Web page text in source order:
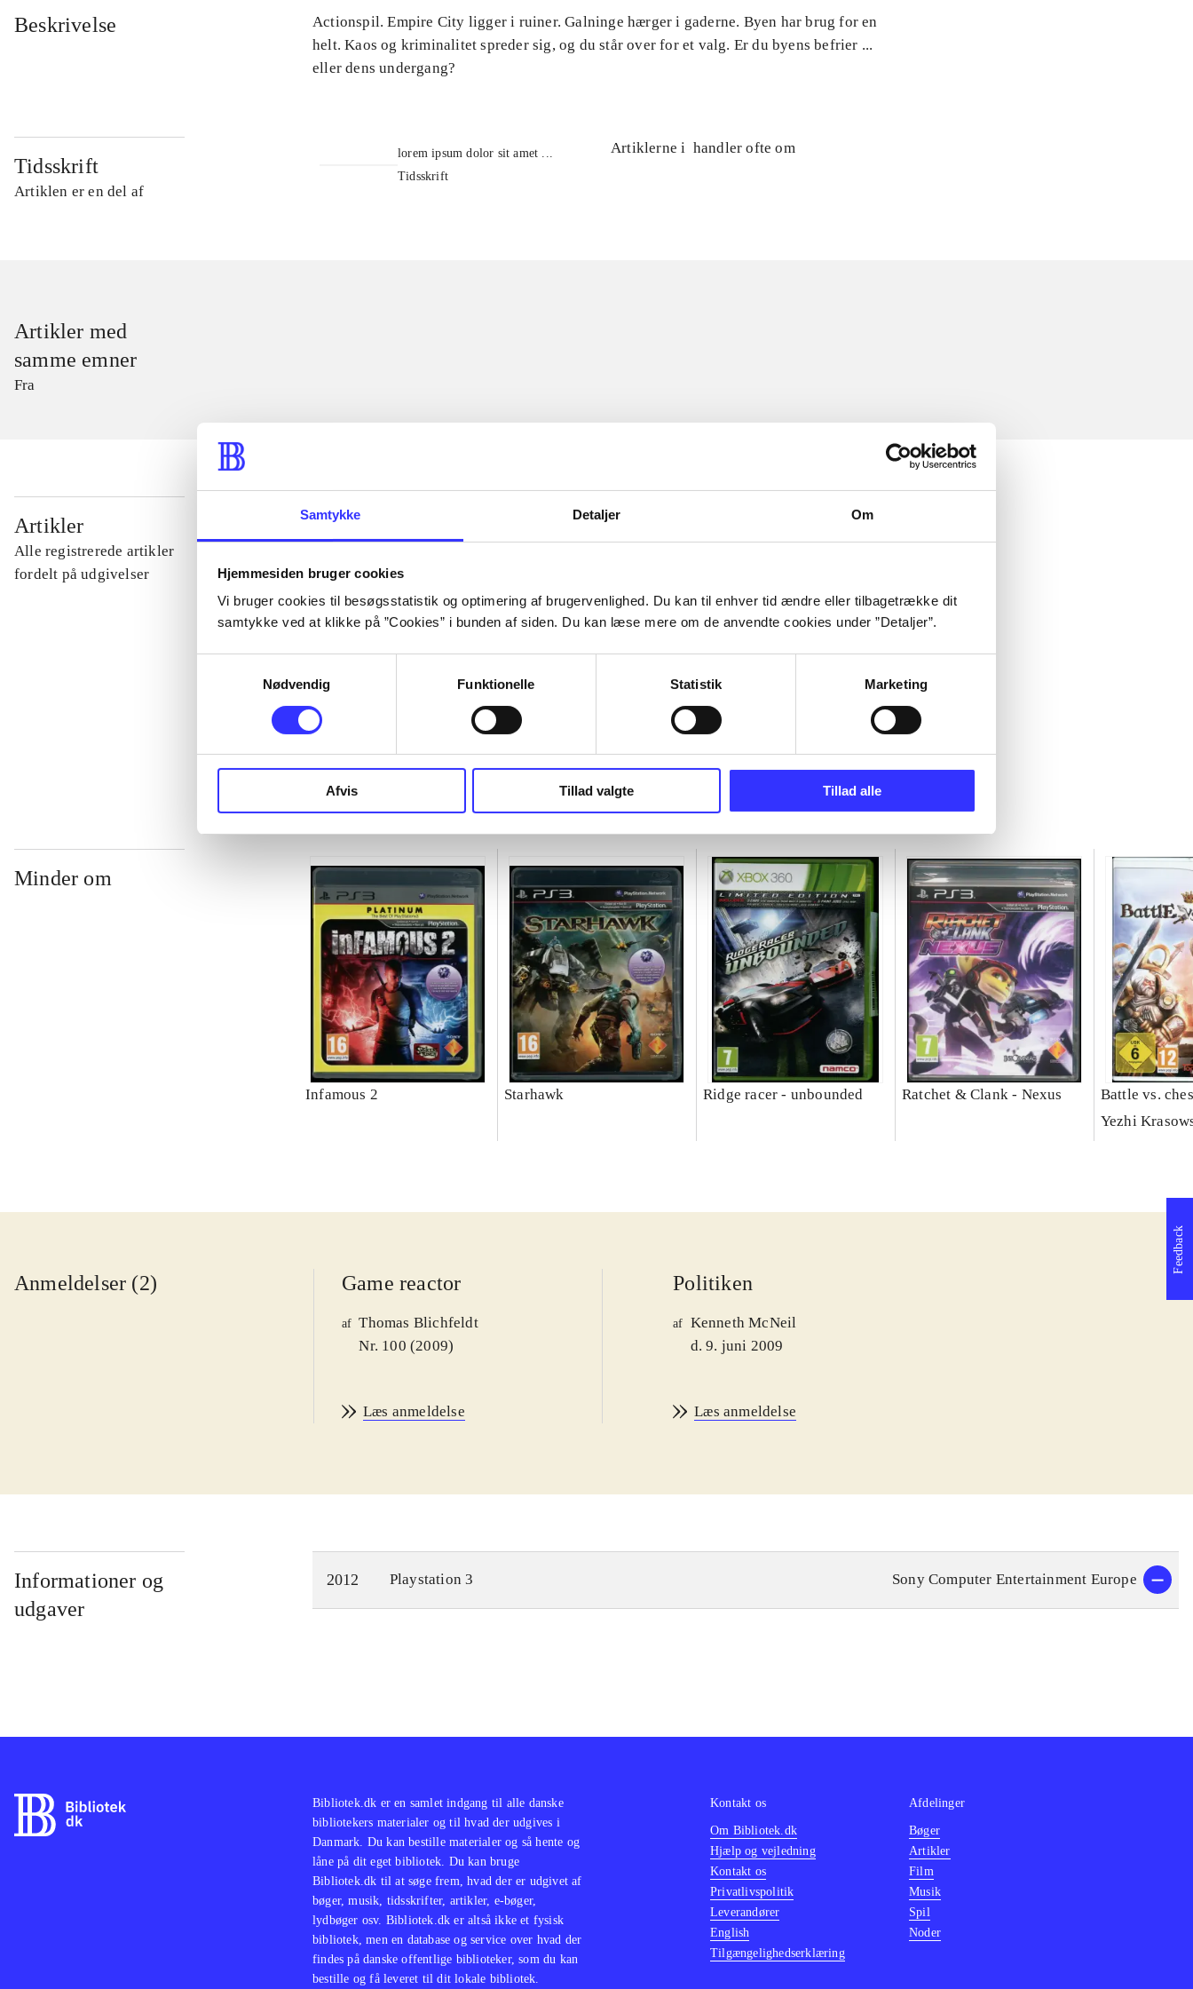
Samtykke Detaljer Om
Hjemmesiden bruger cookies
Vi bruger cookies til besøgsstatistik og optimering af brugervenlighed. Du kan til enhver tid ændre eller tilbagetrække dit
samtykke ved at klikke på ”Cookies” i bunden af siden. Du kan læse mere om de anvendte cookies under ”Detaljer”.
Nødvendig
Funktionelle Statistik Marketing
Afvis Tillad valgte Tillad alle
Beskrivelse
Actionspil. Empire City ligger i ruiner. Galninge hærger i gaderne. Byen har brug for en
helt. Kaos og kriminalitet spreder sig, og du står over for et valg. Er du byens befrier ...
eller dens undergang?
Tidsskrift
Artiklen er en del af
lorem ipsum dolor sit amet ...
Tidsskrift
Artiklerne i handler ofte om
Artikler med
samme emner
Fra
Artikler
Alle registrerede artikler
fordelt på udgivelser
...
...
...
...
Minder om
Infamous 2 Starhawk Ridge racer - unbounded Ratchet & Clank - Nexus
Battle vs.
Yezhi
Anmeldelser (2) Game reactor
af Thomas Blichfeldt
Nr. 100 (2009)
Læs anmeldelse
Politiken
af Kenneth McNeil
d. 9. juni 2009
Læs anmeldelse
Informationer og
udgaver
2012 Playstation 3 Sony Computer Entertainment Europe
Feedback
Bibliotek.dk er en samlet indgang til alle danske
bibliotekers materialer og til hvad der udgives i
Danmark. Du kan bestille materialer og så hente og
låne på dit eget bibliotek. Du kan bruge
Bibliotek.dk til at søge frem, hvad der er udgivet af
bøger, musik, tidsskrifter, artikler, e-bøger,
lydbøger osv. Bibliotek.dk er altså ikke et fysisk
bibliotek, men en database og service over hvad der
findes på danske offentlige biblioteker, som du kan
bestille og få leveret til dit lokale bibliotek.
Kontakt os
Om Bibliotek.dk
Hjælp og vejledning
Kontakt os
Privatlivspolitik
Leverandører
English
Tilgængelighedserklæring
Afdelinger
Bøger
Artikler
Film
Musik
Spil
Noder